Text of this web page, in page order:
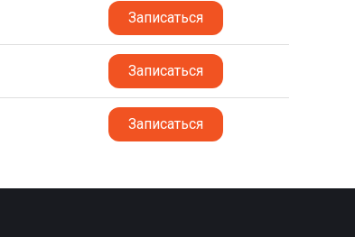
Записаться
Записаться
Записаться